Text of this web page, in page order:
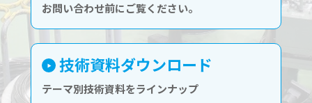
お問い合わせ前にご覧ください。
技術資料ダウンロード
テーマ別技術資料をラインナップ